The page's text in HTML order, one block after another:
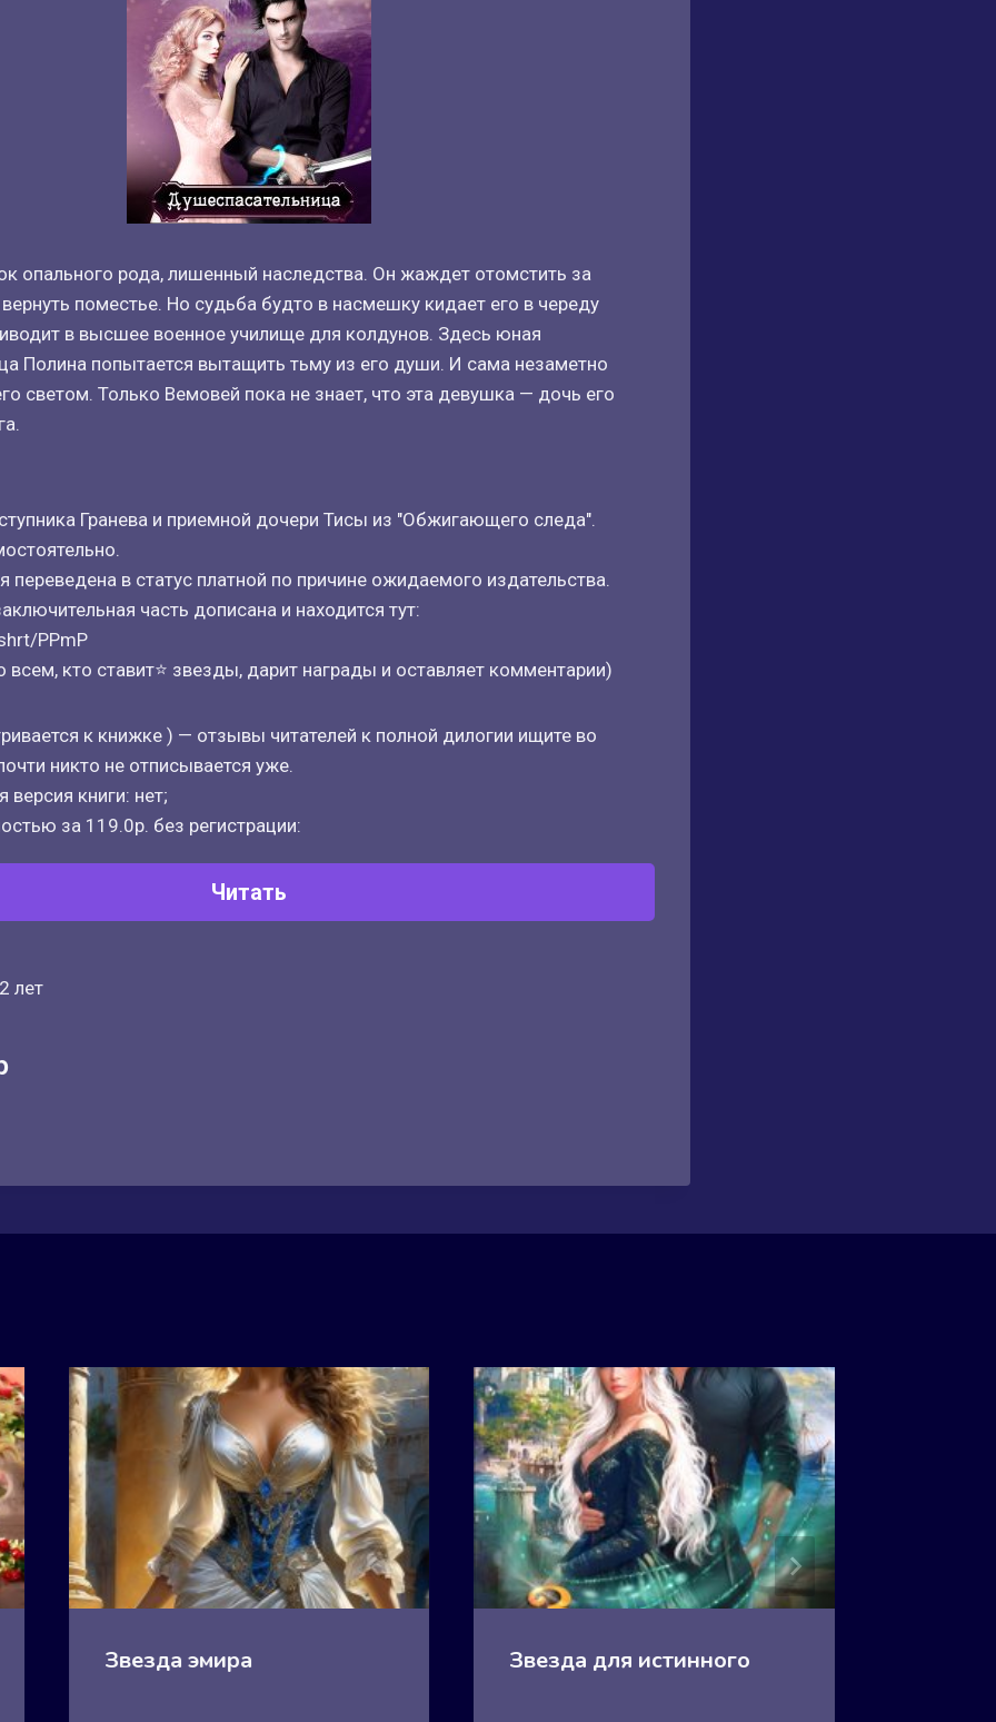
опального рода, лишенный наследства. Он жаждет отомстить за
поместье. Но судьба будто в насмешку кидает его в череду
в высшее военное училище для колдунов. Здесь юная
Полина попытается вытащить тьму из его души. И сама незаметно
светом. Только Вемовей пока не знает, что эта девушка — дочь его
Гранева и приемной дочери Тисы из "Обжигающего следа".
переведена в статус платной по причине ожидаемого издательства.
часть дописана и находится тут:
PPmP
кто ставит⭐ звезды, дарит награды и оставляет комментарии)
к книжке ) — отзывы читателей к полной дилогии ищите во
никто не отписывается уже.
версия книги: нет;
за 119.0р. без регистрации:
Читать
лет
Звезда эмира Звезда для истинного